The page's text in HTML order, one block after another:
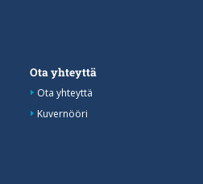
Ota yhteyttä
Ota yhteyttä
Kuvernööri